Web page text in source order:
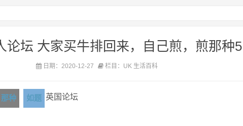
论坛 大家买牛排回来，自己煎，煎那种5
日期：2020-12-27 栏目：UK 生活百科
那种 如题 英国论坛